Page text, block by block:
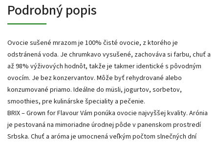
Podrobný popis
Ovocie sušené mrazom je 100% čisté ovocie, z ktorého je
odstránená voda. Je chrumkavo vysušené, zachováva si farbu, chuť a
až 98% výživových hodnôt, takže je takmer identické s pôvodným
ovocím. Je bez konzervantov. Môže byť rehydrované alebo
konzumované priamo. Ideálne do müsli, jogurtov, sorbetov,
smoothies, pre kulinárske špeciality a pečenie.
BRIX – Grown for Flavour Vám ponúka ovocie najvyššej kvality. Arónia
je pestovaná na mimoriadne úrodnej pôde v panenskom prostredí
Srbska. Chuť a aróma je umocnená veľkým počtom slnečných dní